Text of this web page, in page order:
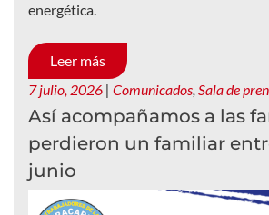
energética.
Leer más
7 julio, 2026 | Comunicados, Sala de
Así acompañamos a las
perdieron un familiar
junio